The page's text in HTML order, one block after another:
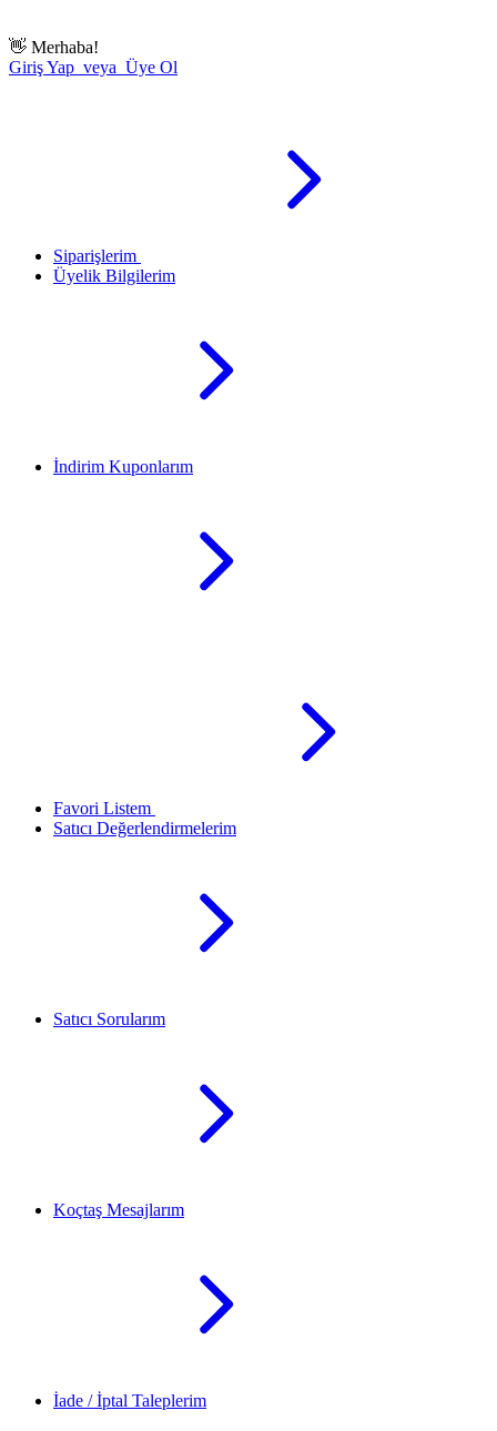
👋 Merhaba!
Giriş Yap veya Üye Ol
Siparişlerim
Üyelik Bilgilerim
İndirim Kuponlarım
Favori Listem
Satıcı Değerlendirmelerim
Satıcı Sorularım
Koçtaş Mesajlarım
İade / İptal Taleplerim